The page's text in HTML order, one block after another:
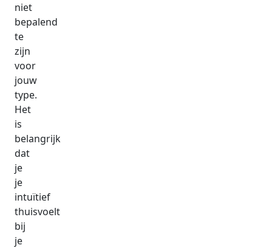
niet
bepalend
te
zijn
voor
jouw
type.
Het
is
belangrijk
dat
je
je
intuïtief
thuisvoelt
bij
je